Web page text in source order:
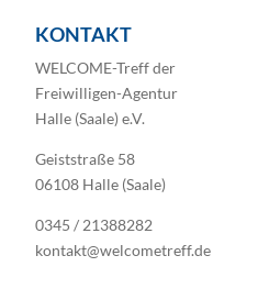
KONTAKT
WELCOME-Treff der
Freiwilligen-Agentur
Halle (Saale) e.V.
Geiststraße 58
06108 Halle (Saale)
0345 / 21388282
kontakt@welcometreff.de